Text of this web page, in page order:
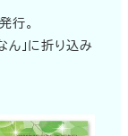
行。
」に折り込み